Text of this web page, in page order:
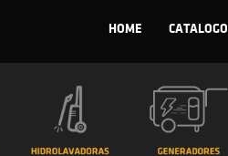
HOME CATALOGO